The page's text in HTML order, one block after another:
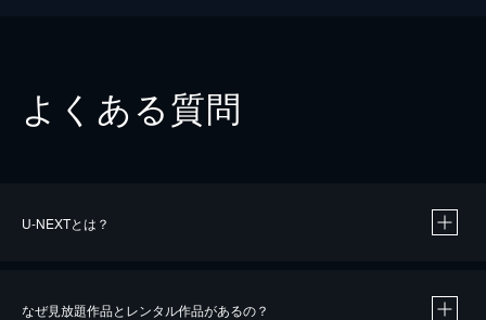
よくある質問
U-NEXTとは？
なぜ見放題作品とレンタル作品があるの？